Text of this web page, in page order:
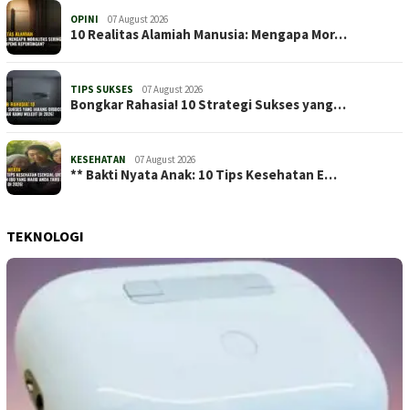
OPINI 07 August 2026
10 Realitas Alamiah Manusia: Mengapa Mor…
TIPS SUKSES 07 August 2026
Bongkar Rahasia! 10 Strategi Sukses yang…
KESEHATAN 07 August 2026
** Bakti Nyata Anak: 10 Tips Kesehatan E…
TEKNOLOGI